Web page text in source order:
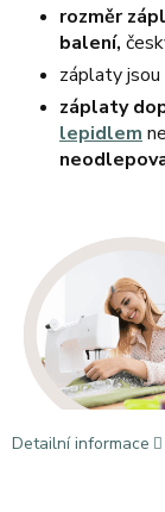
rozměr
balení,
záplaty jsou
záplaty
lepidlem
Detailní informace